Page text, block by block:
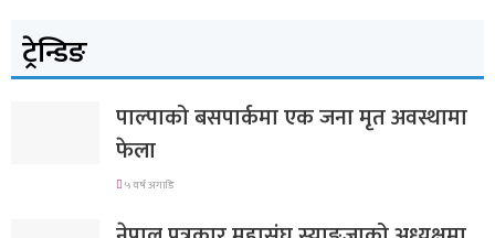
ट्रेन्डिङ
पाल्पाको बसपार्कमा एक जना मृत अवस्थामा
फेला
५ वर्ष अगाडि